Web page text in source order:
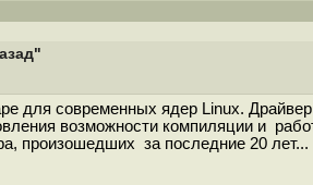
для современных ядер Linux.
возможности компиляции и
произошедших за последние 20 лет...